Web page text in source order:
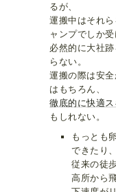
るが、
運搬中はそれ
ャンプでしか受
必然的に大社
らない。
運搬の際は安
はもちろん、
徹底的に快適
もしれない。
もっとも
できたり
従来の徒
高所から